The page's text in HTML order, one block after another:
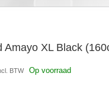
Amayo XL Black
BTW Op voorraad